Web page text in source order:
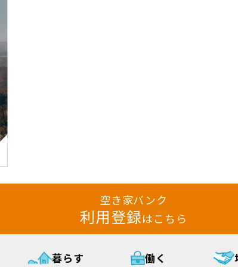
空き家バンク
利用登録はこちら
暮らす 働く